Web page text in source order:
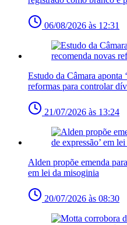
06/08/2026 às 12:31
Estudo da Câmara aponta
reformas para controlar
21/07/2026 às 13:24
Alden propõe emenda
em lei da misoginia
20/07/2026 às 08:30